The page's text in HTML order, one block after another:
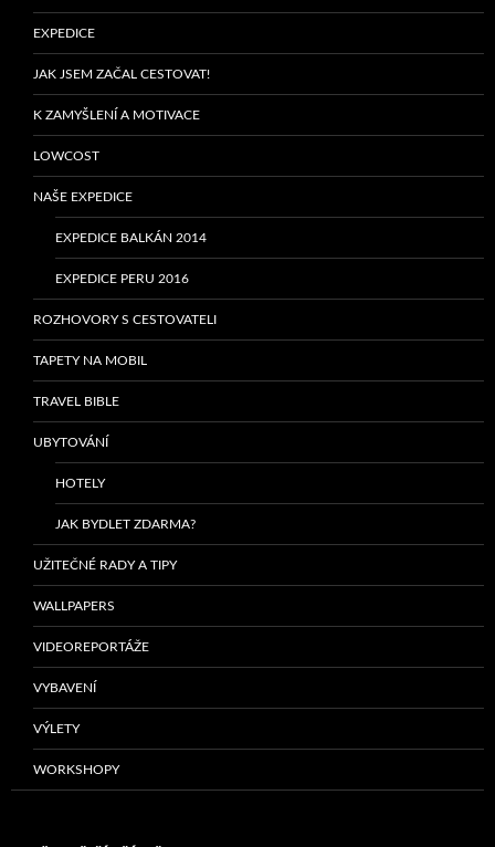
EXPEDICE
JAK JSEM ZAČAL CESTOVAT!
K ZAMYŠLENÍ A MOTIVACE
LOWCOST
NAŠE EXPEDICE
EXPEDICE BALKÁN 2014
EXPEDICE PERU 2016
ROZHOVORY S CESTOVATELI
TAPETY NA MOBIL
TRAVEL BIBLE
UBYTOVÁNÍ
HOTELY
JAK BYDLET ZDARMA?
UŽITEČNÉ RADY A TIPY
WALLPAPERS
VIDEOREPORTÁŽE
VYBAVENÍ
VÝLETY
WORKSHOPY